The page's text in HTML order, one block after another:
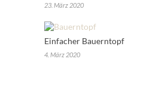
23. März 2020
Einfacher Bauerntopf
4. März 2020